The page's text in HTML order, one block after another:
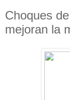
Choques
mejoran la